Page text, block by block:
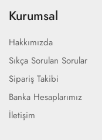
Kurumsal
Hakkımızda
Sıkça Sorulan Sorular
Sipariş Takibi
Banka Hesaplarımız
İletişim